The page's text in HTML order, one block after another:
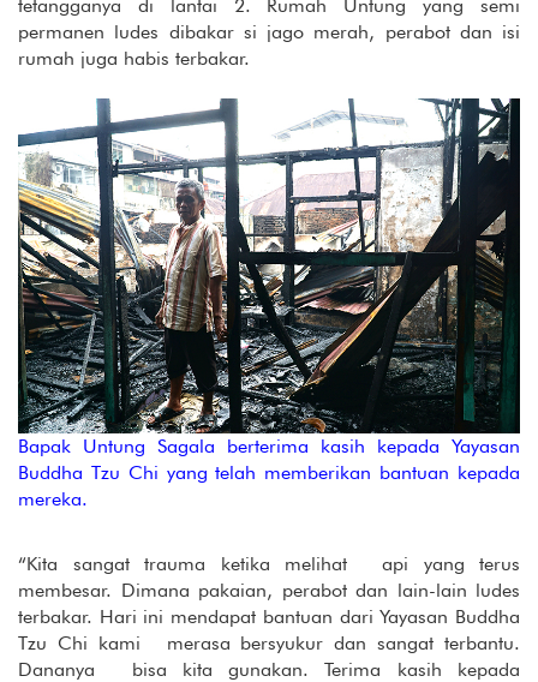
tetangganya di lantai 2. Rumah Untung yang semi
permanen ludes dibakar si jago merah, perabot dan isi
rumah juga habis terbakar.
Bapak Untung Sagala berterima kasih kepada Yayasan
Buddha Tzu Chi yang telah memberikan bantuan kepada
mereka.
“Kita sangat trauma ketika melihat api yang terus
membesar. Dimana pakaian, perabot dan lain-lain ludes
terbakar. Hari ini mendapat bantuan dari Yayasan Buddha
Tzu Chi kami merasa bersyukur dan sangat terbantu.
Dananya bisa kita gunakan. Terima kasih kepada